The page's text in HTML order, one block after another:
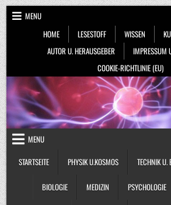
Skip
to
content
MENU
HOME
LESESTOFF WISSEN
AUTOR U. HERAUSGEBER
IMPRESSUM
COOKIE-RICHTLINIE (EU)
MENU
STARTSEITE
PHYSIK U.KOSMOS TECHNIK U.
BIOLOGIE MEDIZIN PSYCHOLOGIE